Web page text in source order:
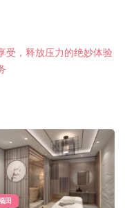
受，释放压力的绝妙体验
田